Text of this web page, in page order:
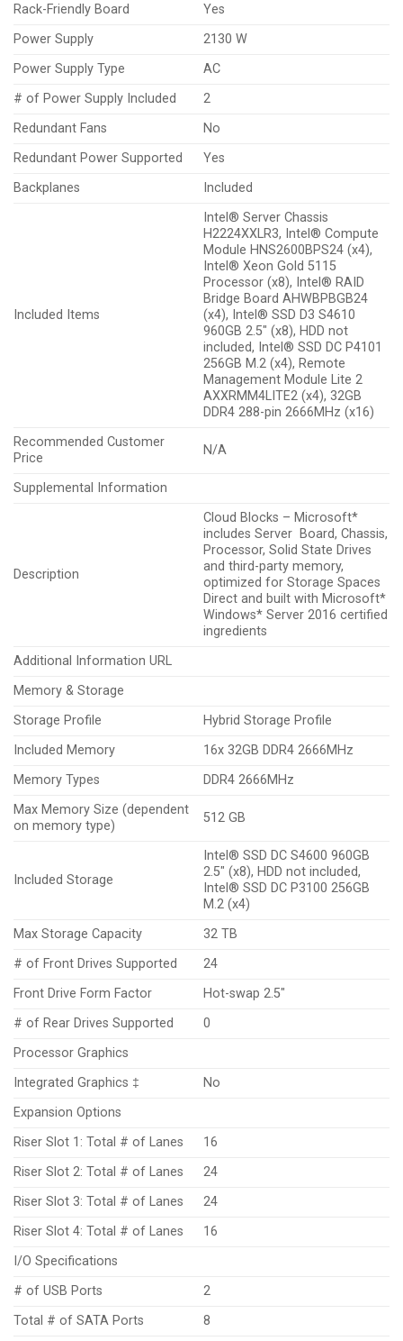
Rack-Friendly Board
Yes
Power Supply
2130 W
Power Supply Type
AC
# of Power Supply Included
2
Redundant Fans
No
Redundant Power Supported
Yes
Backplanes
Included
Included Items
Intel® Server Chassis
H2224XXLR3, Intel® Compute
Module HNS2600BPS24 (x4),
Intel® Xeon Gold 5115
Processor (x8), Intel® RAID
Bridge Board AHWBPBGB24
(x4), Intel® SSD D3 S4610
960GB 2.5″ (x8), HDD not
included, Intel® SSD DC P4101
256GB M.2 (x4), Remote
Management Module Lite 2
AXXRMM4LITE2 (x4), 32GB
DDR4 288-pin 2666MHz (x16)
Recommended Customer
Price
N/A
Supplemental Information
Description
Cloud Blocks – Microsoft*
includes Server Board, Chassis,
Processor, Solid State Drives
and third-party memory,
optimized for Storage Spaces
Direct and built with Microsoft*
Windows* Server 2016 certified
ingredients
Additional Information URL
Memory & Storage
Storage Profile
Hybrid Storage Profile
Included Memory
16x 32GB DDR4 2666MHz
Memory Types
DDR4 2666MHz
Max Memory Size (dependent
on memory type)
512 GB
Included Storage
Intel® SSD DC S4600 960GB
2.5″ (x8), HDD not included,
Intel® SSD DC P3100 256GB
M.2 (x4)
Max Storage Capacity
32 TB
# of Front Drives Supported
24
Front Drive Form Factor
Hot-swap 2.5″
# of Rear Drives Supported
0
Processor Graphics
Integrated Graphics ‡
No
Expansion Options
Riser Slot 1: Total # of Lanes
16
Riser Slot 2: Total # of Lanes
24
Riser Slot 3: Total # of Lanes
24
Riser Slot 4: Total # of Lanes
16
I/O Specifications
# of USB Ports
2
Total # of SATA Ports
8